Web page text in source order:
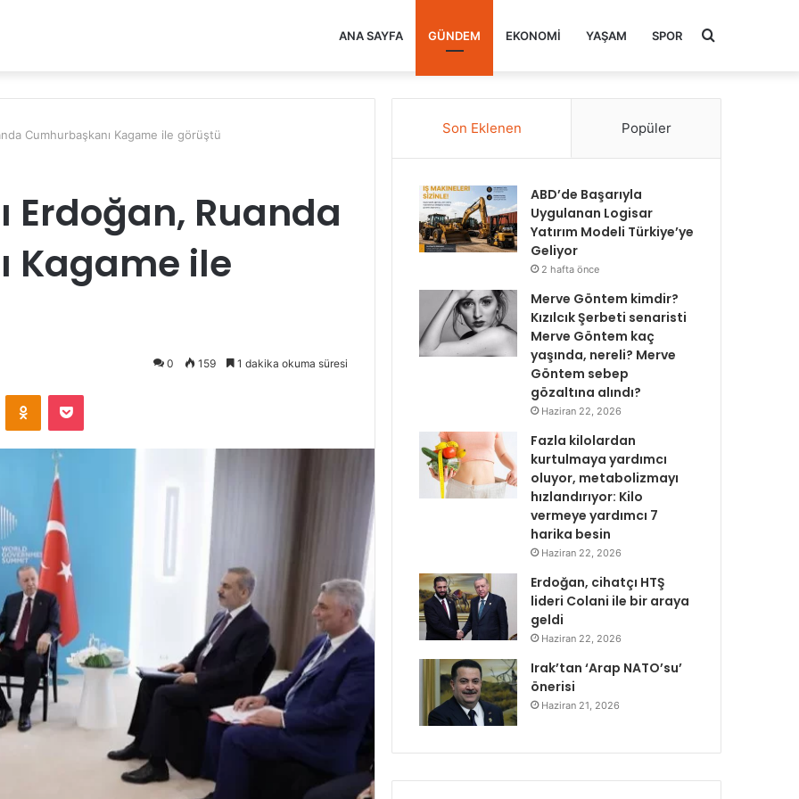
ANA SAYFA GÜNDEM EKONOMI YAŞAM SPOR Arama
Cumhurbaşkanı Kagame ile görüştü
Erdoğan, Ruanda
Kagame ile
0 159 1 dakika okuma süresi
Odnoklassniki
Pocket
Son Eklenen Popüler
ABD’de Başarıyla
Uygulanan Logisar
Yatırım Modeli Türkiye’ye
Geliyor
2 hafta önce
Merve Göntem kimdir?
Kızılcık Şerbeti senaristi
Merve Göntem kaç
yaşında, nereli? Merve
Göntem sebep
gözaltına alındı?
Haziran 22, 2026
Fazla kilolardan
kurtulmaya yardımcı
oluyor, metabolizmayı
hızlandırıyor: Kilo
vermeye yardımcı 7
harika besin
Haziran 22, 2026
Erdoğan, cihatçı HTŞ
lideri Colani ile bir araya
geldi
Haziran 22, 2026
Irak’tan ‘Arap NATO’su’
önerisi
Haziran 21, 2026